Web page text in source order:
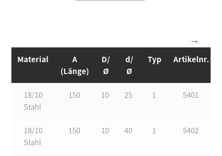
Material
A
(Länge)
D/
Ø
d/
Ø
Typ Artikelnr.
18/10
Stahl
150 10 25 1 5401
18/10
Stahl
150 10 40 1 5402